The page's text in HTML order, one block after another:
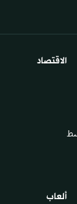
الاقتصاد
ألعاب